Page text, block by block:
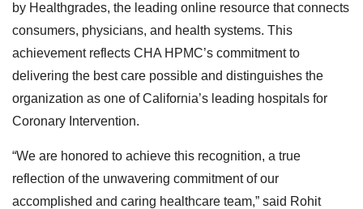
by Healthgrades, the leading online resource that connects
consumers, physicians, and health systems. This
achievement reflects CHA HPMC’s commitment to
delivering the best care possible and distinguishes the
organization as one of California’s leading hospitals for
Coronary Intervention.
“We are honored to achieve this recognition, a true
reflection of the unwavering commitment of our
accomplished and caring healthcare team,” said Rohit